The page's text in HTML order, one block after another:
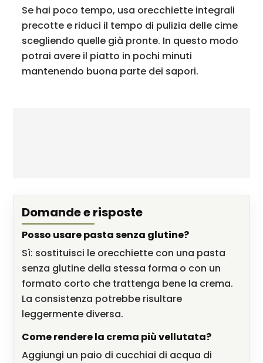
Se hai poco tempo, usa orecchiette integrali
precotte e riduci il tempo di pulizia delle cime
scegliendo quelle già pronte. In questo modo
potrai avere il piatto in pochi minuti
mantenendo buona parte dei sapori.
Domande e risposte
Posso usare pasta senza glutine?
Sì: sostituisci le orecchiette con una pasta
senza glutine della stessa forma o con un
formato corto che trattenga bene la crema.
La consistenza potrebbe risultare
leggermente diversa.
Come rendere la crema più vellutata?
Aggiungi un paio di cucchiai di acqua di